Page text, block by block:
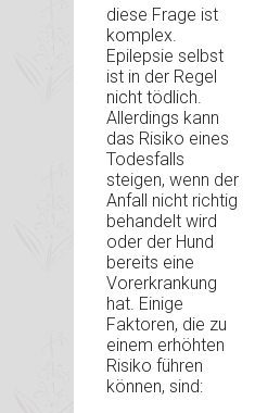
diese Frage ist
komplex.
Epilepsie selbst
ist in der Regel
nicht tödlich.
Allerdings kann
das Risiko eines
Todesfalls
steigen, wenn der
Anfall nicht richtig
behandelt wird
oder der Hund
bereits eine
Vorerkrankung
hat. Einige
Faktoren, die zu
einem erhöhten
Risiko führen
können, sind: